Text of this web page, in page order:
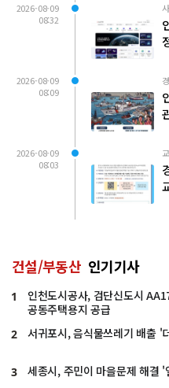
2026-08-09
08:32
2026-08-09
08:09
2026-08-09
08:03
건설/부동산 인기기사
1
인천도시공사, 검단신도시
공동주택용지 공급
2 서귀포시, 음식물쓰레기 배출 '
3 세종시, 주민이 마을문제 해결